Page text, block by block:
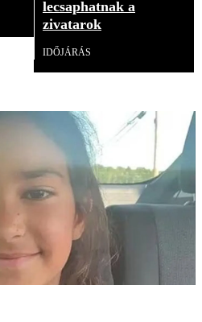
lecsaphatnak a
zivatarok
IDŐJÁRÁS